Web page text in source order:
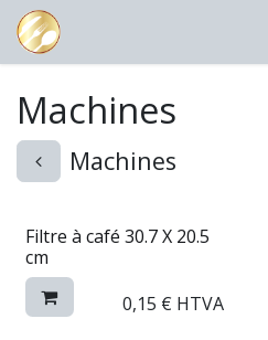
Se rendre au contenu
Machines
Machines
Filtre à café 30.7 X 20.5
cm
0,15 € HTVA